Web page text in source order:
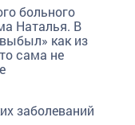
больного
Наталья. В
как из
сама не
заболеваний